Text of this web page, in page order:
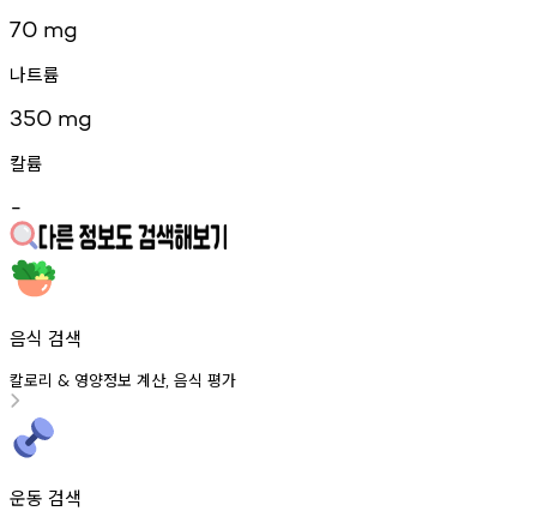
70 mg
나트륨
350 mg
칼륨
-
음식 검색
칼로리 & 영양정보 계산, 음식 평가
운동 검색